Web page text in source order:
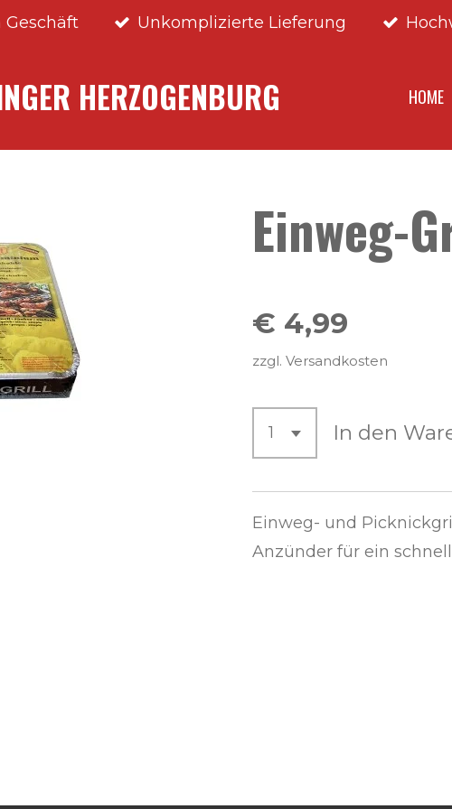
Unkomplizierte Lieferung
HERZOGENBURG HOME
Einweg-
€ 4,99
zzgl. Versandkosten
In den
Einweg- und
Anzünder für ein